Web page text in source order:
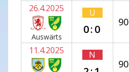
26.4.2025
Auswärts
U
0:0
11.4.2025 N